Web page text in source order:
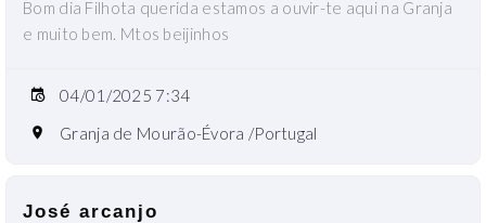
Bom dia Filhota querida estamos a ouvir-te aqui na Granja
e muito bem. Mtos beijinhos
04/01/2025 7:34
Granja de Mourão-Évora /Portugal
José arcanjo